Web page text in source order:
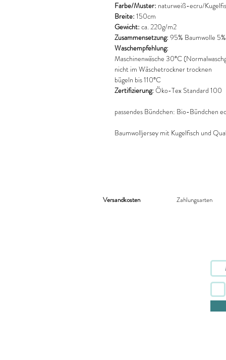
Farbe/Muster: naturweiß-ecru/
Breite: 150cm
Gewicht: ca. 220g/m2
Zusammensetzung: 95% Baumwolle
Waschempfehlung:
Maschinenwäsche 30°C
nicht im Wäschetrockner trocknen
bügeln bis 110°C
Zertifizierung: Öko-Tex Standard 100
passendes Bündchen: Bio-Bündchen
Baumwolljersey mit Kugelfisch und
Versandkosten Zahlungsarten